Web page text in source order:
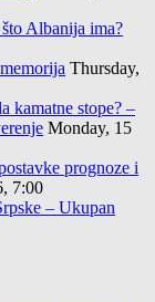
Albanija ima?
Thursday,
kamatne stope? –
Monday, 15
prognoze i
7:00
– Ukupan